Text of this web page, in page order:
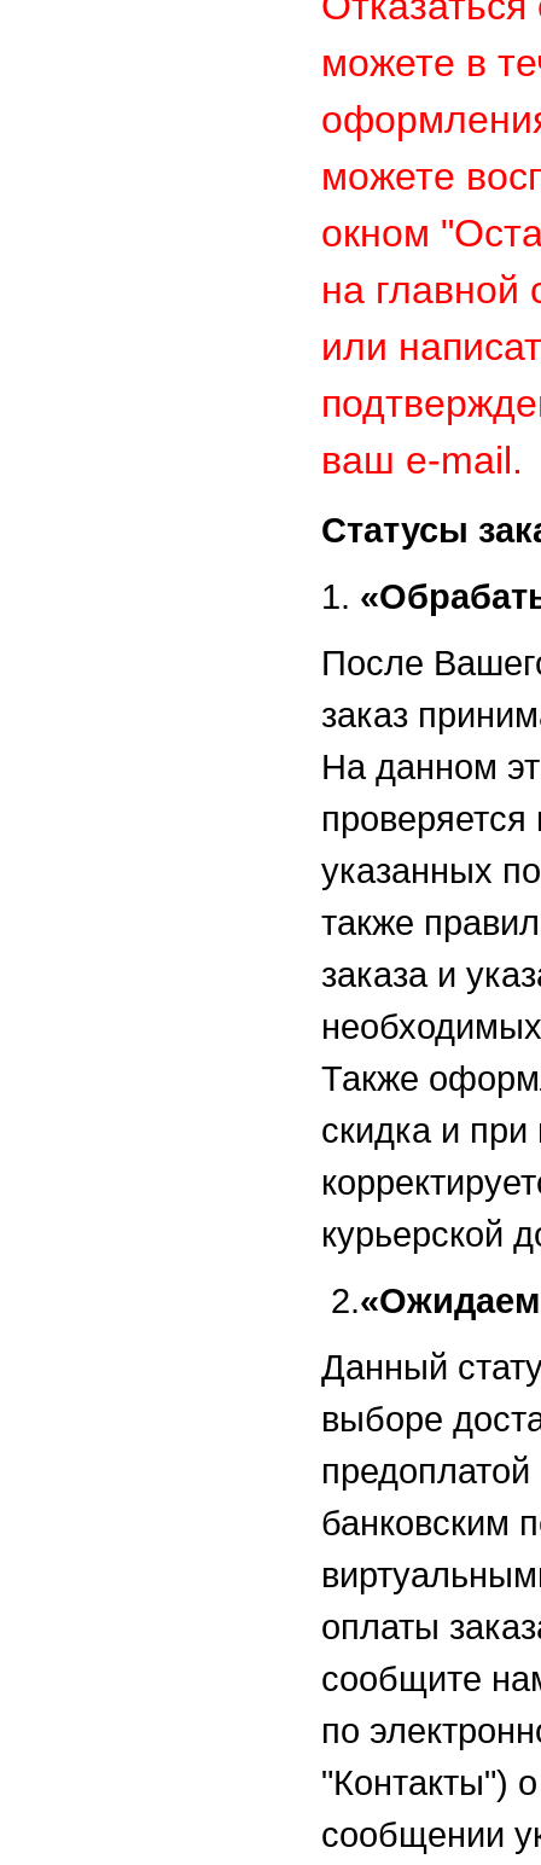
можете в
можете
окном
на главной
или
ваш e-mail.
Статусы
1.
После
заказ
На данном
указанных
также
заказа и
Также
скидка и
курьерской
2.
Данный
выборе
банковским
оплаты
сообщите
по
"Контакты")
сообщении